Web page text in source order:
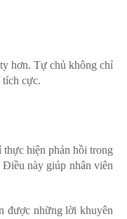
hơn. Tự chủ không chỉ
tích cực.
hiện phản hồi trong
này giúp nhân viên
được những lời khuyên